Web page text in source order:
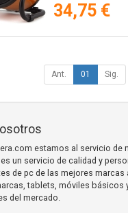
34,75 €
Ant. 01 Sig.
estamos al servicio de
un servicio de calidad y
de pc de las mejores
tablets, móviles básicos
del mercado.